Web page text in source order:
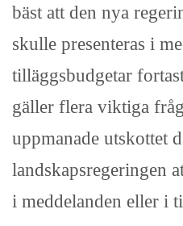
bäst att den nya
skulle presenteras i
tilläggsbudgetar
gäller flera viktiga
uppmanade utskottet
landskapsregeringen
i meddelanden eller i